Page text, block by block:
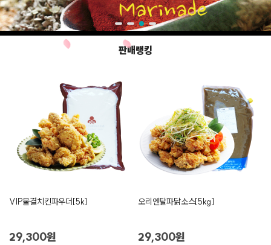
판매랭킹
VIP물결치킨파우더[5k]
29,300원
오리엔탈파닭소스[5kg]
29,300원